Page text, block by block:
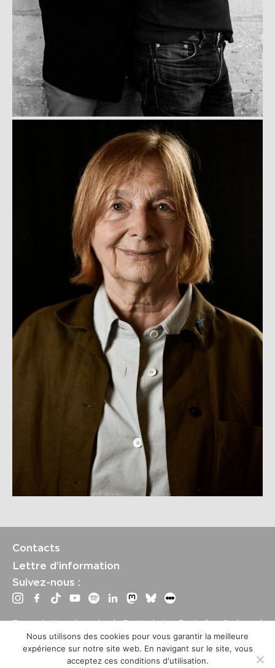
Contacts
Lettre d’information
Suivez-nous :
Tous droits réservés | Festival La Rochelle Cinéma |
International Film Festival – Mentions légales –Conditions
générales de vente
Crédits site : Marine Breton, design ;Etienne Delcambre,
Nous utilisons des cookies pour vous garantir la meilleure
expérience sur notre site web. En navigant sur le site, vous
acceptez ces conditions d'utilisation.